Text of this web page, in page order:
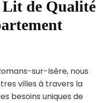
Lit de Qualité
sur-Isère, nous
villes à travers la
besoins uniques de